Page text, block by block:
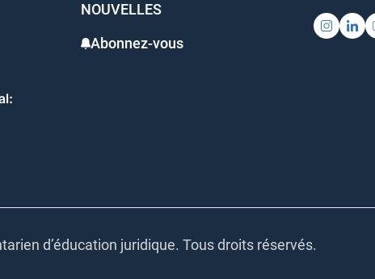
NOUVELLES
Abonnez-vous
d’éducation juridique. Tous droits réservés.